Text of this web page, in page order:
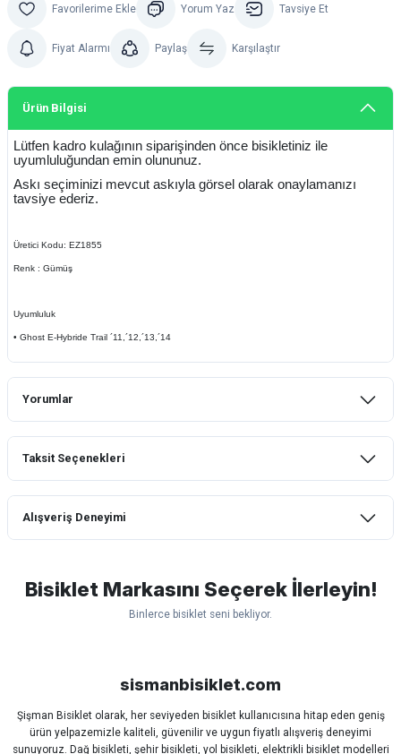
Yorum Yaz Tavsiye Et
Fiyat Alarmı Paylaş Karşılaştır
Ürün Bilgisi
Lütfen kadro kulağının siparişinden önce bisikletiniz ile
uyumluluğundan emin olununuz.
Askı seçiminizi mevcut askıyla görsel olarak onaylamanızı
tavsiye ederiz.
Üretici Kodu: EZ1855
Renk : Gümüş
Uyumluluk
• Ghost E-Hybride Trail ´11,´12,´13,´14
Yorumlar
Taksit Seçenekleri
Alışveriş Deneyimi
lastik yanak kısmından 3cm yarıldı ama
normal sürüşe uygun
Bahriye Akay Tan | 21/07/2026
Siparişim problemsiz geldi teşekkürler.
Bisiklet Markasını Seçerek İlerleyin!
Binlerce bisiklet seni bekliyor.
sismanbisiklet.com
Şişman Bisiklet olarak, her seviyeden bisiklet kullanıcısına hitap eden geniş
ürün yelpazemizle kaliteli, güvenilir ve uygun fiyatlı alışveriş deneyimi
sunuyoruz. Dağ bisikleti, şehir bisikleti, yol bisikleti, elektrikli bisiklet modelleri